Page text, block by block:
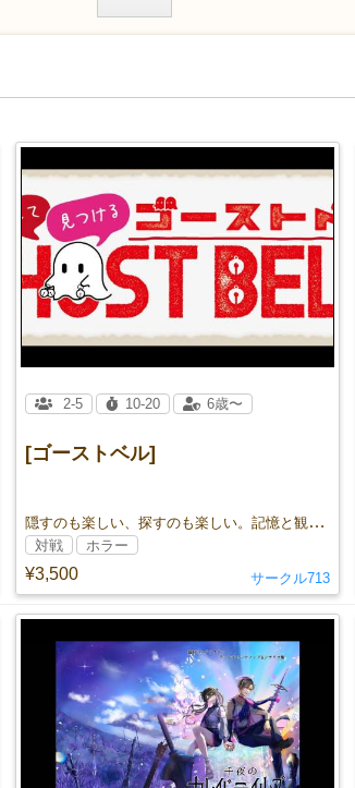
[ゴーストベル]
隠すのも楽しい、探すのも楽しい。記憶と観察力、おばけたちによるパーティゲーム！
¥3,500
2-5 10-20 6歳〜
対戦 ホラー
サークル713